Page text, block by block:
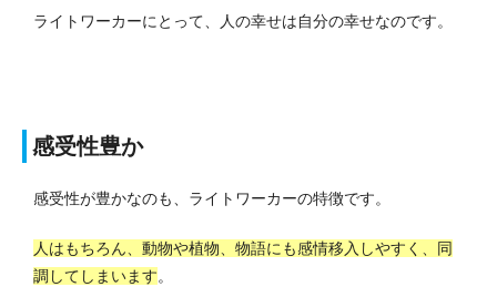
ライトワーカーにとって、人の幸せは自分の幸せなのです。
感受性豊か
感受性が豊かなのも、ライトワーカーの特徴です。
人はもちろん、動物や植物、物語にも感情移入しやすく、同
調してしまいます。